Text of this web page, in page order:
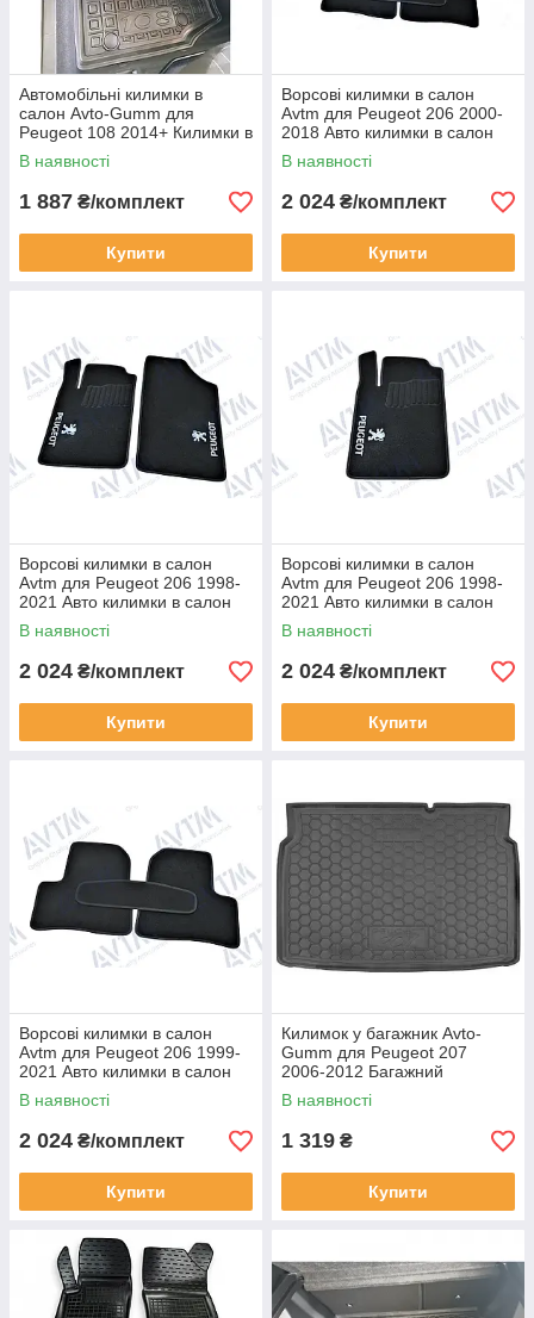
Автомобільні килимки в
салон Avto-Gumm для
Peugeot 108 2014+ Килимки в
салон Автогум Пежо 108
В наявності
1 887 ₴/комплект
Купити
Ворсові килимки в салон
Avtm для Peugeot 206 2000-
2018 Авто килимки в салон
Автм на Пежо 206 седан
В наявності
2 024 ₴/комплект
Купити
Ворсові килимки в салон
Avtm для Peugeot 206 1998-
2021 Авто килимки в салон
Автм на Пежо 206 хетчбек 5
дв.
В наявності
2 024 ₴/комплект
Купити
Ворсові килимки в салон
Avtm для Peugeot 206 1998-
2021 Авто килимки в салон
Автм на Пежо 206 хетчбек
3дв.
В наявності
2 024 ₴/комплект
Купити
Ворсові килимки в салон
Avtm для Peugeot 206 1999-
2021 Авто килимки в салон
Автм на Пежо 206 універсал
В наявності
2 024 ₴/комплект
Купити
Килимок у багажник Avto-
Gumm для Peugeot 207
2006-2012 Багажний
Автокилимок Автогум на
Пежо 207
В наявності
1 319 ₴
Купити